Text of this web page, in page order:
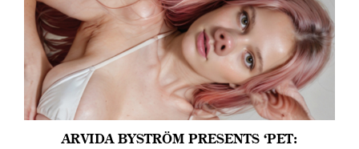
ARVIDA BYSTRÖM PRESENTS ‘PET: